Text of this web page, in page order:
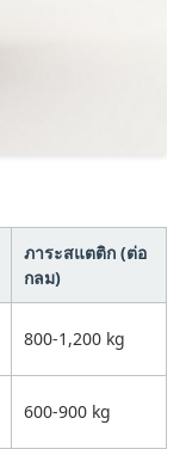
ภาระสแตติก (ต่อ
กลม)
800-1,200 kg
600-900 kg